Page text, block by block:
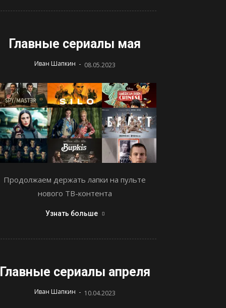
Главные сериалы мая
Иван Шапкин - 08.05.2023
Продолжаем держать лапки на пульте
нового ТВ-контента
Узнать больше
Главные сериалы апреля
Иван Шапкин - 10.04.2023